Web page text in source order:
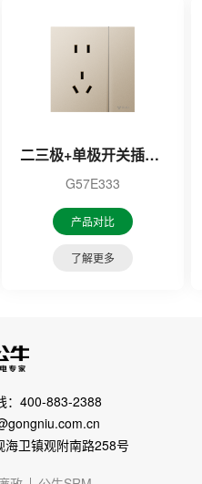
二三极+单极开关插座(开关只控制插座/星辰金)
G57E333
产品对比
了解更多
：400-883-2388
卫镇观附南路258号